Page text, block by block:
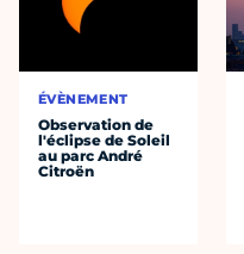
ÉVÈNEMENT
Observation de
l'éclipse de Soleil
au parc André
Citroën